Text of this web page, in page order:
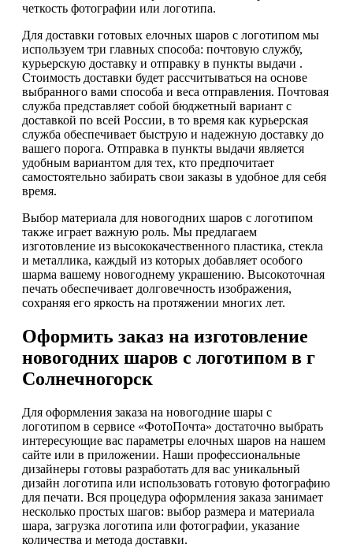
четкость фотографии или логотипа.
Для доставки готовых елочных шаров с логотипом мы
используем три главных способа: почтовую службу,
курьерскую доставку и отправку в пункты выдачи .
Стоимость доставки будет рассчитываться на основе
выбранного вами способа и веса отправления. Почтовая
служба представляет собой бюджетный вариант с
доставкой по всей России, в то время как курьерская
служба обеспечивает быструю и надежную доставку до
вашего порога. Отправка в пункты выдачи является
удобным вариантом для тех, кто предпочитает
самостоятельно забирать свои заказы в удобное для себя
время.
Выбор материала для новогодних шаров с логотипом
также играет важную роль. Мы предлагаем
изготовление из высококачественного пластика, стекла
и металлика, каждый из которых добавляет особого
шарма вашему новогоднему украшению. Высокоточная
печать обеспечивает долговечность изображения,
сохраняя его яркость на протяжении многих лет.
Оформить заказ на изготовление
новогодних шаров с логотипом в г
Солнечногорск
Для оформления заказа на новогодние шары с
логотипом в сервисе «ФотоПочта» достаточно выбрать
интересующие вас параметры елочных шаров на нашем
сайте или в приложении. Наши профессиональные
дизайнеры готовы разработать для вас уникальный
дизайн логотипа или использовать готовую фотографию
для печати. Вся процедура оформления заказа занимает
несколько простых шагов: выбор размера и материала
шара, загрузка логотипа или фотографии, указание
количества и метода доставки.